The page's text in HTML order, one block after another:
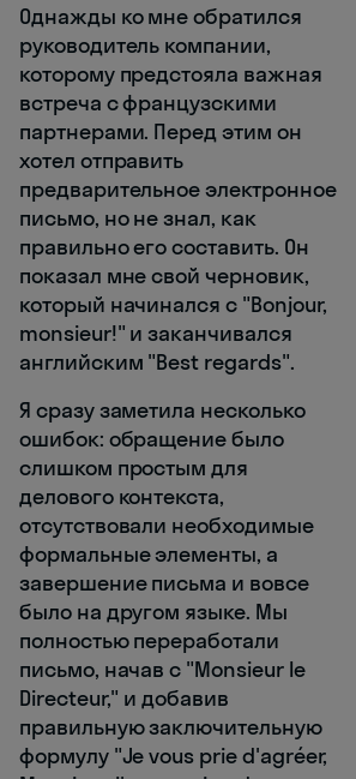
Однажды ко мне обратился
руководитель компании,
которому предстояла важная
встреча с французскими
партнерами. Перед этим он
хотел отправить
предварительное электронное
письмо, но не знал, как
правильно его составить. Он
показал мне свой черновик,
который начинался с "Bonjour,
monsieur!" и заканчивался
английским "Best regards".
Я сразу заметила несколько
ошибок: обращение было
слишком простым для
делового контекста,
отсутствовали необходимые
формальные элементы, а
завершение письма и вовсе
было на другом языке. Мы
полностью переработали
письмо, начав с "Monsieur le
Directeur," и добавив
правильную заключительную
формулу "Je vous prie d'agréer,